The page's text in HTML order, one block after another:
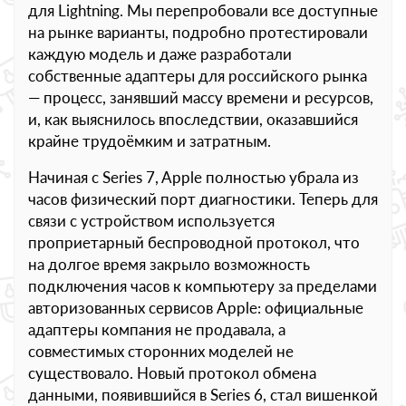
для Lightning. Мы перепробовали все доступные
на рынке варианты, подробно протестировали
каждую модель и даже разработали
собственные адаптеры для российского рынка
— процесс, занявший массу времени и ресурсов,
и, как выяснилось впоследствии, оказавшийся
крайне трудоёмким и затратным.
Начиная с Series 7, Apple полностью убрала из
часов физический порт диагностики. Теперь для
связи с устройством используется
проприетарный беспроводной протокол, что
на долгое время закрыло возможность
подключения часов к компьютеру за пределами
авторизованных сервисов Apple: официальные
адаптеры компания не продавала, а
совместимых сторонних моделей не
существовало. Новый протокол обмена
данными, появившийся в Series 6, стал вишенкой